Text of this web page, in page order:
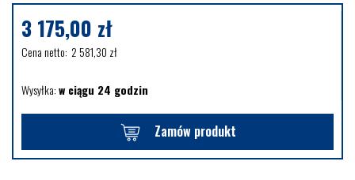
3 175,00 zł
Cena netto: 2 581,30 zł
Wysyłka:w ciągu 24 godzin
Zamów produkt